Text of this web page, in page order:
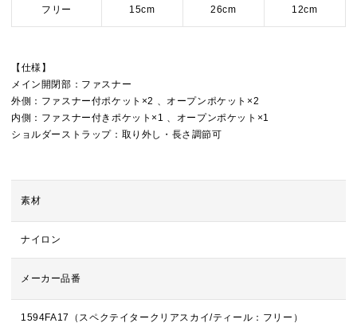
フリー 15cm 26cm 12cm
【仕様】
メイン開閉部：ファスナー
外側：ファスナー付ポケット×2 、オープンポケット×2
内側：ファスナー付きポケット×1 、オープンポケット×1
ショルダーストラップ：取り外し・長さ調節可
素材
ナイロン
メーカー品番
1594FA17（スペクテイタークリアスカイ/ティール：フリー）